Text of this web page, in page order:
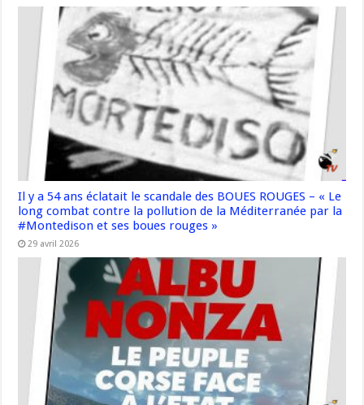
Il y a 54 ans éclatait le scandale des BOUES ROUGES – « Le
long combat contre la pollution de la Méditerranée par la
#Montedison et ses boues rouges »
29 avril 2026